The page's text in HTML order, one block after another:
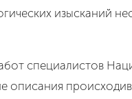
изысканий
специалистов
описания